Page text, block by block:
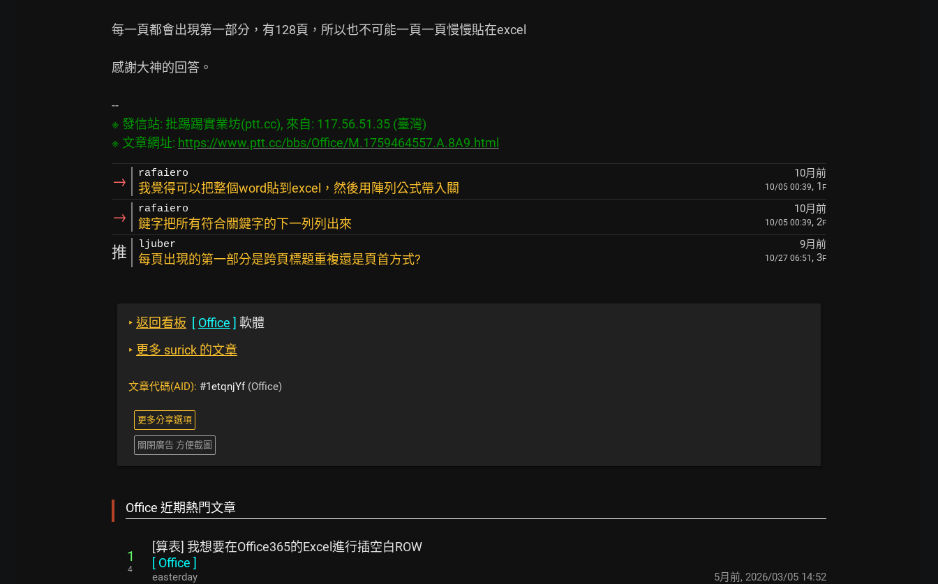
每一頁都會出現第一部分，有128頁，所以也不可能一頁一頁慢慢貼在excel
感謝大神的回答。
※ 發信站: 批踢踢實業坊(ptt.cc), 來自: 117.56.51.35 (臺灣)
※ 文章網址: https://www.ptt.cc/bbs/Office/M.1759464557.A.8A9.html
→ rafaiero 10月前
我覺得可以把整個word貼到excel，然後用陣列公式帶入關 10/05 00:39, 1 F
→ rafaiero 10月前
鍵字把所有符合關鍵字的下一列列出來 10/05 00:39, 2F
推 ljuber 9月前
每頁出現的第一部分是跨頁標題重複還是頁首方式? 10/27 06:51 , 3F
‣ 返回看板 [ Office ] 軟體
‣ 更多 surick 的文章
文章代碼(AID): #1etqnjYf(Office)
更多分享選項
關閉廣告 方便截圖
Office 近期熱門文章
1
4
[算表] 我想要在Office365的Excel進行插空白ROW
[ Office ]
easterday 5月前, 2026/03/05 14:52